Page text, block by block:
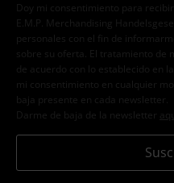
Doy mi consentimiento para
E.M.P. Merchandising
personales con el fin de
sobre su oferta. El tratamiento de
de acuerdo con lo establecido en la
mi consentimiento en cualquier
baja presente en cada newsletter.
Darme de baja de la newsletter